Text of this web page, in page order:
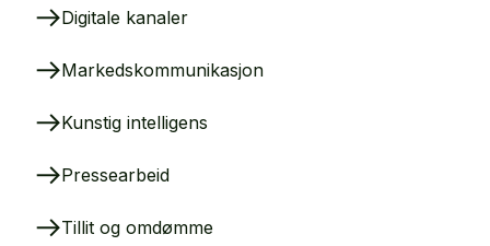
Digitale kanaler
Markedskommunikasjon
Kunstig intelligens
Pressearbeid
Tillit og omdømme